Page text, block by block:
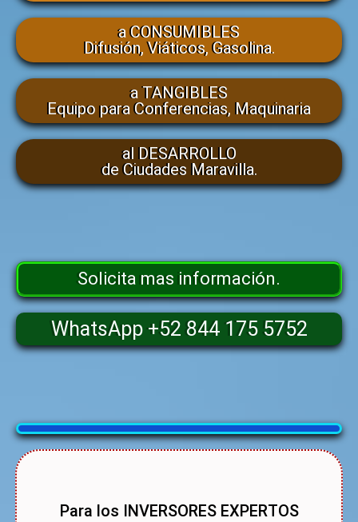
a CONSUMIBLES
Difusión, Viáticos, Gasolina.
a TANGIBLES
Equipo para Conferencias, Maquinaria
al DESARROLLO
de Ciudades Maravilla.
Solicita mas información.
WhatsApp +52 844 175 5752
Para los INVERSORES EXPERTOS